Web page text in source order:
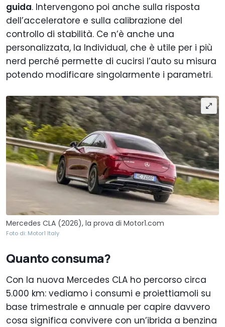
guida. Intervengono poi anche sulla risposta
dell’acceleratore e sulla calibrazione del
controllo di stabilità. Ce n’è anche una
personalizzata, la Individual, che è utile per i più
nerd perché permette di cucirsi l’auto su misura
potendo modificare singolarmente i parametri.
Mercedes CLA (2026), la prova di Motor1.com
Foto di: Motor1 Italy
Quanto consuma?
Con la nuova Mercedes CLA ho percorso circa
5.000 km: vediamo i consumi e proiettiamoli su
base trimestrale e annuale per capire davvero
cosa significa convivere con un’ibrida a benzina